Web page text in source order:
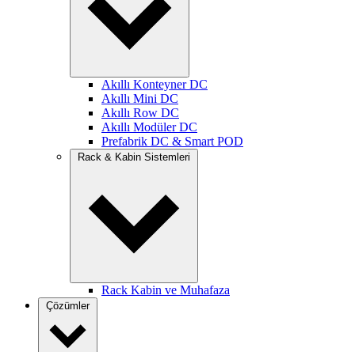
Akıllı Konteyner DC
Akıllı Mini DC
Akıllı Row DC
Akıllı Modüler DC
Prefabrik DC & Smart POD
Rack & Kabin Sistemleri
Rack Kabin ve Muhafaza
Çözümler